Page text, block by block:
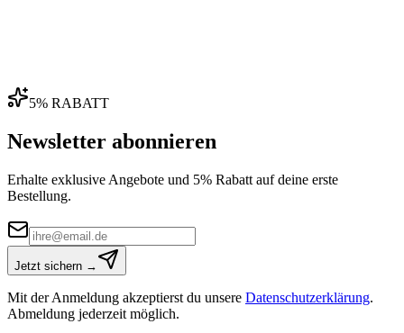
5% RABATT
Newsletter abonnieren
Erhalte exklusive Angebote und 5% Rabatt auf deine erste
Bestellung.
Jetzt sichern →
Mit der Anmeldung akzeptierst du unsere Datenschutzerklärung.
Abmeldung jederzeit möglich.